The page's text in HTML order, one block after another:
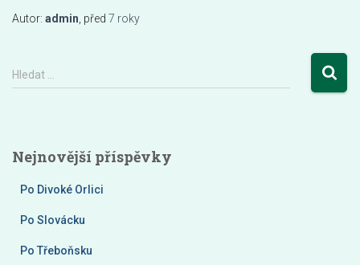
Autor: admin , před 7 roky
V
y
d
Hledat …
Nejnovější příspěvky
Po Divoké Orlici
Po Slovácku
Po Třeboňsku